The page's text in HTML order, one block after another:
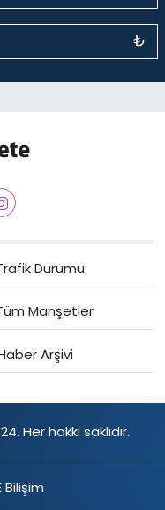
₺
Durumu
Manşetler
Arşivi
Her hakkı saklıdır.
Bilişim